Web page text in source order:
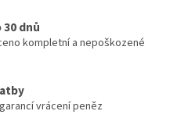
dnů
kompletní a nepoškozené
vrácení peněz